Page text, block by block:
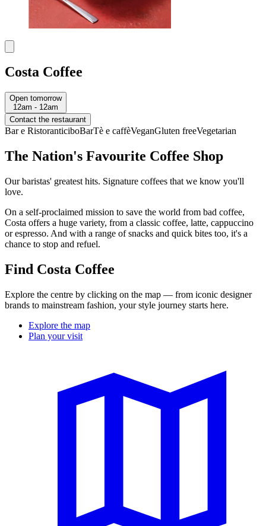
Costa Coffee
Open tomorrow
12am - 12am
Contact the restaurant
Bar e RistoranticiboBarTè e caffèVeganGluten freeVegetarian
The Nation's Favourite Coffee Shop
Our baristas' greatest hits. Signature coffees that we know you'll
love.
On a self-proclaimed mission to save the world from bad coffee,
Costa offers a huge variety, from a classic coffee, latte, cappuccino
or espresso. And with a range of snacks and quick bites too, it's a
chance to stop and refuel.
Find Costa Coffee
Explore the centre by clicking on the map — from iconic designer
brands to mainstream fashion, your style journey starts here.
Explore the map
Plan your visit